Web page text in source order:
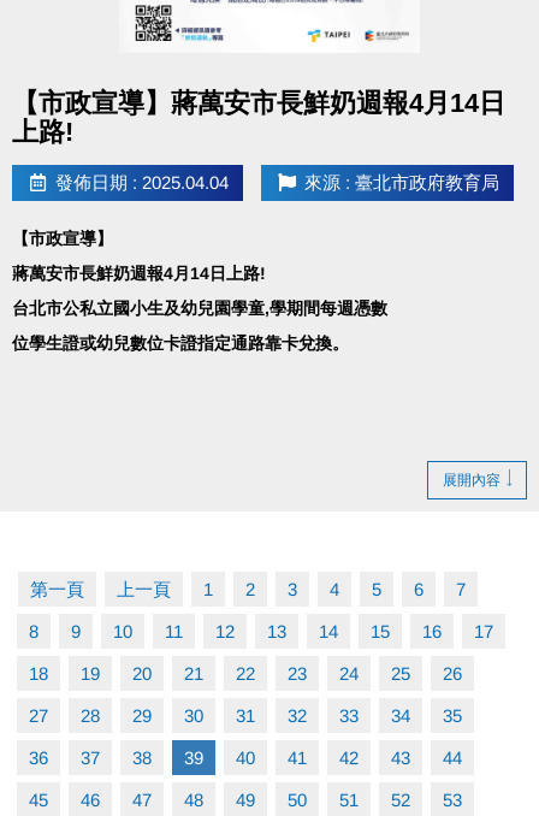
【市政宣導】蔣萬安市長鮮奶週報4月14日
上路!
發佈日期 : 2025.04.04 來源 : 臺北市政府教育局
【市政宣導】
蔣萬安市長鮮奶週報4月14日上路!
台北市公私立國小生及幼兒園學童,學期間每週憑數
位學生證或幼兒數位卡證指定通路靠卡兌換。
展開內容
第一頁 上一頁 1 2 3 4 5 6 7
8 9 10 11 12 13 14 15 16 17
18 19 20 21 22 23 24 25 26
27 28 29 30 31 32 33 34 35
36 37 38 39 40 41 42 43 44
45 46 47 48 49 50 51 52 53